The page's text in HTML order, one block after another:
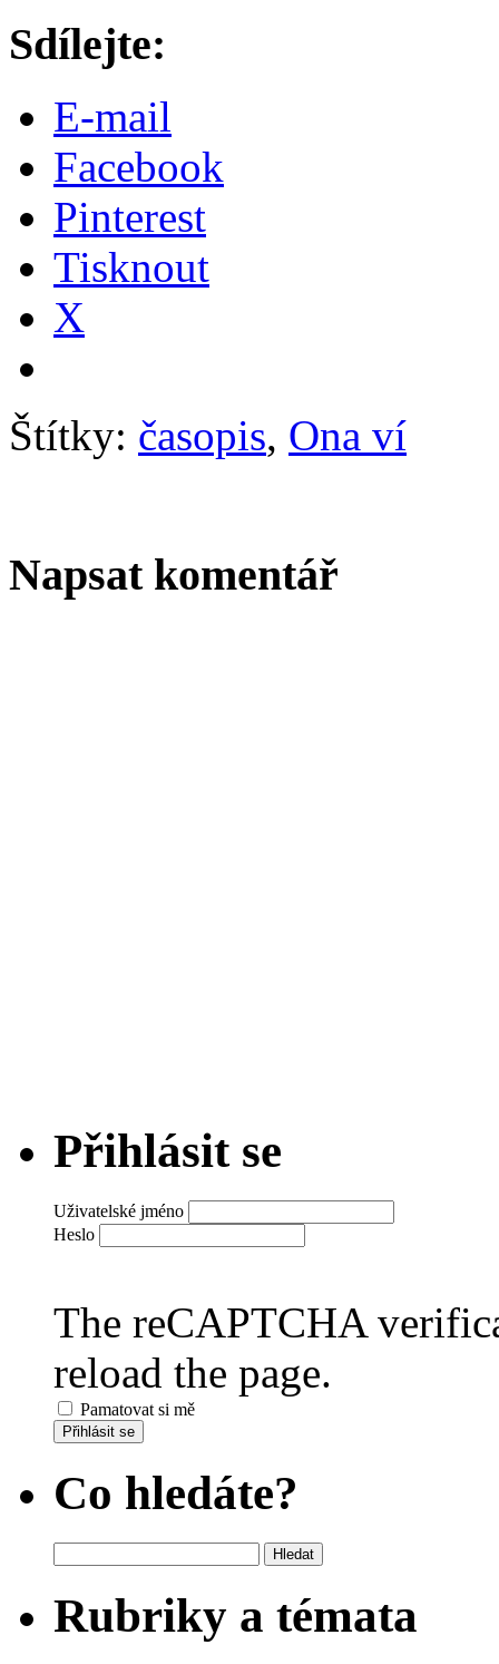
Sdílejte:
E-mail
Facebook
Pinterest
Tisknout
X
Štítky: časopis, Ona ví
Napsat komentář
Přihlásit se
Uživatelské jméno
Heslo
The reCAPTCHA
reload the page.
Pamatovat si mě
Přihlásit se
Co hledáte?
Rubriky a témata